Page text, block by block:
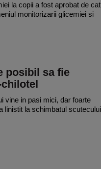
la copii a fost aprobat de
monitorizarii glicemiei si
posibil sa fie
vine in pasi mici, dar foarte
linistit la schimbatul scutecului